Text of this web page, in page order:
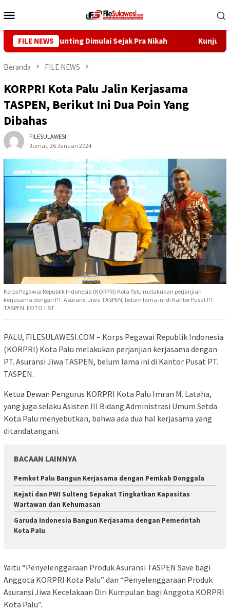
ke
Mobile
FILE NEWS
Cegah Stunting Dimulai Sejak Pra Nikah Kunjungi
Beranda FILE NEWS
KORPRI Kota Palu Jalin Kerjasama
TASPEN, Berikut Ini Dua Poin Yang
Dibahas
FILESULAWESI
Jumat, 26 Januari 2024
Korps Pegawai Republik Indonesia (KORPRI) Kota Palu melakukan perjanjian
kerjasama dengan PT. Asuransi Jiwa TASPEN, belum lama ini di Kantor Pusat PT.
TASPEN. FOTO : IST
PALU, FILESULAWESI.COM – Korps Pegawai Republik Indonesia
(KORPRI) Kota Palu melakukan perjanjian kerjasama dengan
PT. Asuransi Jiwa TASPEN, belum lama ini di Kantor Pusat PT.
TASPEN.
Ketua Dewan Pengurus KORPRI Kota Palu Imran M. Lataha,
yang juga selaku Asisten III Bidang Administrasi Umum Setda
Kota Palu menyebutkan, bahwa ada dua hal kerjasama yang
ditandatangani.
BACAAN LAINNYA
Pemkot Palu Bangun Kerjasama dengan Pemkab Donggala
Kejati dan PWI Sulteng Sepakat Tingkatkan Kapasitas
Wartawan dan Kehumasan
Garuda Indonesia Bangun Kerjasama dengan Pemerintah
Kota Palu
Yaitu “Penyelenggaraan Produk Asuransi TASPEN Save bagi
Anggota KORPRI Kota Palu” dan “Penyelenggaraan Produk
Asuransi Jiwa Kecelakaan Diri Kumpulan bagi Anggota KORPRI
Kota Palu”.